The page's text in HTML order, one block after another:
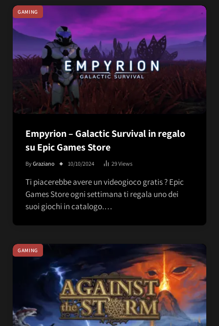
GAMING
Empyrion – Galactic Survival in regalo
su Epic Games Store
ByGraziano 10/10/2024 29Views
Ti piacerebbe avere un videogioco gratis ? Epic
Games Store ogni settimana ti regala uno dei
suoi giochi in catalogo.…
GAMING